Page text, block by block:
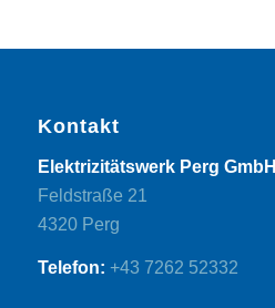
Kontakt
Elektrizitätswerk Perg GmbH
Feldstraße 21
4320 Perg
Telefon: +43 7262 52332